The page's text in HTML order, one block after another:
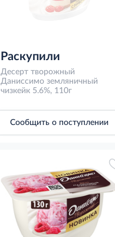
Раскупили
Десерт творожный
Даниссимо земляничный
чизкейк 5.6%, 110г
Сообщить о поступлении